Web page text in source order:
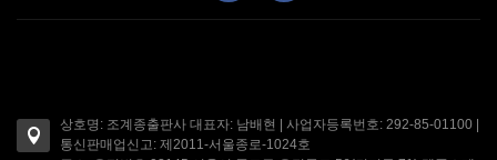
상호명: 조계종출판사 대표자: 남배현 | 사업자등록번호: 292-85-01100 |
통신판매업신고: 제2011-서울종로-1024호